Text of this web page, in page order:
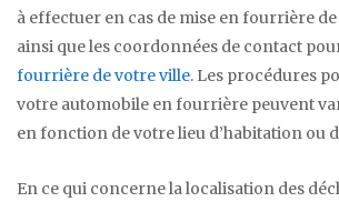
à effectuer en cas de mise en fourrière
ainsi que les coordonnées de contact
fourrière de votre ville. Les procédures
votre automobile en fourrière peuvent
en fonction de votre lieu d’habitation ou
En ce qui concerne la localisation des